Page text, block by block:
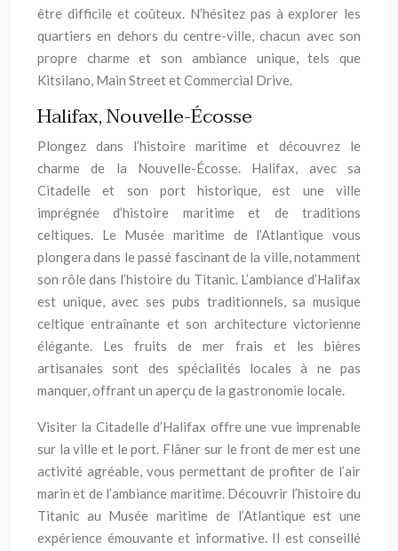
être difficile et coûteux. N’hésitez pas à explorer les
quartiers en dehors du centre-ville, chacun avec son
propre charme et son ambiance unique, tels que
Kitsilano, Main Street et Commercial Drive.
Halifax, Nouvelle-Écosse
Plongez dans l’histoire maritime et découvrez le
charme de la Nouvelle-Écosse. Halifax, avec sa
Citadelle et son port historique, est une ville
imprégnée d’histoire maritime et de traditions
celtiques. Le Musée maritime de l’Atlantique vous
plongera dans le passé fascinant de la ville, notamment
son rôle dans l’histoire du Titanic. L’ambiance d’Halifax
est unique, avec ses pubs traditionnels, sa musique
celtique entraînante et son architecture victorienne
élégante. Les fruits de mer frais et les bières
artisanales sont des spécialités locales à ne pas
manquer, offrant un aperçu de la gastronomie locale.
Visiter la Citadelle d’Halifax offre une vue imprenable
sur la ville et le port. Flâner sur le front de mer est une
activité agréable, vous permettant de profiter de l’air
marin et de l’ambiance maritime. Découvrir l’histoire du
Titanic au Musée maritime de l’Atlantique est une
expérience émouvante et informative. Il est conseillé